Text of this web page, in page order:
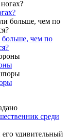
чем по
среди